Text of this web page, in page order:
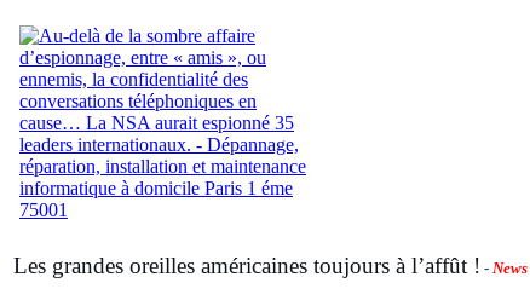
Les grandes oreilles américaines toujours à l’affût ! - News